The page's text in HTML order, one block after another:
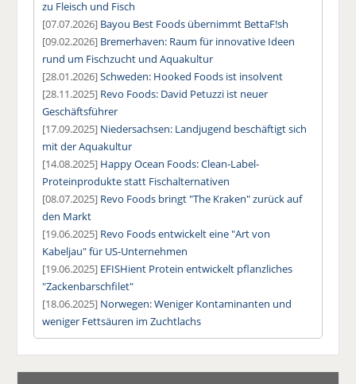
zu Fleisch und Fisch
[07.07.2026] Bayou Best Foods übernimmt BettaF!sh
[09.02.2026] Bremerhaven: Raum für innovative Ideen
rund um Fischzucht und Aquakultur
[28.01.2026]Schweden: Hooked Foods ist insolvent
[28.11.2025] Revo Foods: David Petuzzi ist neuer
Geschäftsführer
[17.09.2025] Niedersachsen: Landjugend beschäftigt sich
mit der Aquakultur
[14.08.2025] Happy Ocean Foods: Clean-Label-
Proteinprodukte statt Fischalternativen
[08.07.2025] Revo Foods bringt "The Kraken" zurück auf
den Markt
[19.06.2025] Revo Foods entwickelt eine "Art von
Kabeljau" für US-Unternehmen
[19.06.2025] EFISHient Protein entwickelt pflanzliches
"Zackenbarschfilet"
[18.06.2025] Norwegen: Weniger Kontaminanten und
weniger Fettsäuren im Zuchtlachs